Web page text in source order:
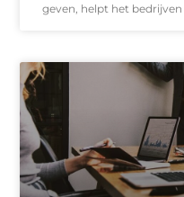
geven, helpt het